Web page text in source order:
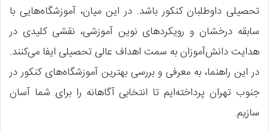
تحصیلی داوطلبان کنکور باشد. در این میان، آموزشگاه‌هایی با
سابقه درخشان و رویکردهای نوین آموزشی، نقشی کلیدی در
هدایت دانش‌آموزان به سمت اهداف عالی تحصیلی ایفا می‌کنند.
در این راهنما، به معرفی و بررسی بهترین آموزشگاه‌های کنکور در
جنوب تهران پرداخته‌ایم تا انتخابی آگاهانه را برای شما آسان
سازیم.